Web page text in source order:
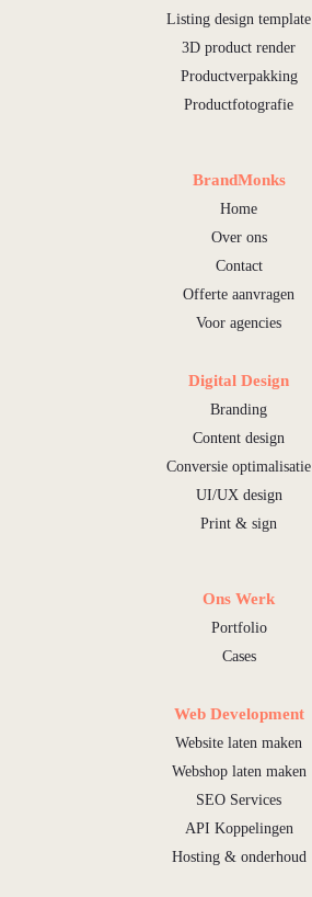
Listing design template
3D product render
Productverpakking
Productfotografie
BrandMonks
Home
Over ons
Contact
Offerte aanvragen
Voor agencies
Digital Design
Branding
Content design
Conversie optimalisatie
UI/UX design
Print & sign
Ons Werk
Portfolio
Cases
Web Development
Website laten maken
Webshop laten maken
SEO Services
API Koppelingen
Hosting & onderhoud